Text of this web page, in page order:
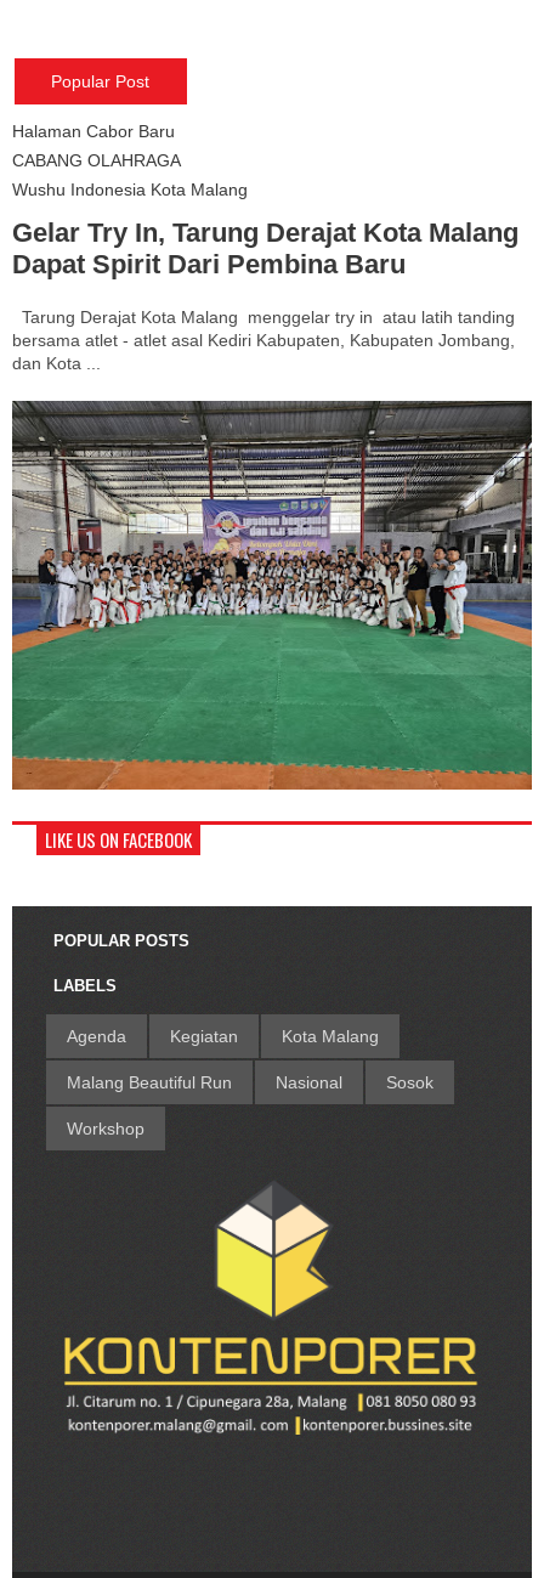
Popular Post
Halaman Cabor Baru
CABANG OLAHRAGA
Wushu Indonesia Kota Malang
Gelar Try In, Tarung Derajat Kota Malang
Dapat Spirit Dari Pembina Baru
Tarung Derajat Kota Malang menggelar try in atau latih tanding
bersama atlet - atlet asal Kediri Kabupaten, Kabupaten Jombang,
dan Kota ...
LIKE US ON FACEBOOK
POPULAR POSTS
LABELS
Agenda Kegiatan Kota Malang
Malang Beautiful Run Nasional Sosok
Workshop